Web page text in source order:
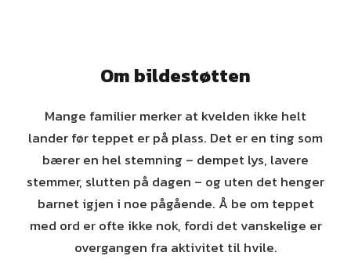
Om bildestøtten
Mange familier merker at kvelden ikke helt
lander før teppet er på plass. Det er en ting som
bærer en hel stemning – dempet lys, lavere
stemmer, slutten på dagen – og uten det henger
barnet igjen i noe pågående. Å be om teppet
med ord er ofte ikke nok, fordi det vanskelige er
overgangen fra aktivitet til hvile.